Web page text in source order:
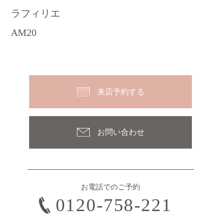
ラフィリエ
AM20
お問い合わせ
来店予約する
お電話でのご予約
0120-758-221